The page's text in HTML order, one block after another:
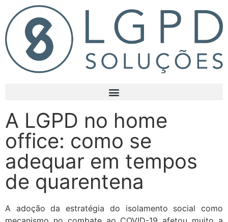
A LGPD no home
office: como se
adequar em tempos
de quarentena
A adoção da estratégia do isolamento social como